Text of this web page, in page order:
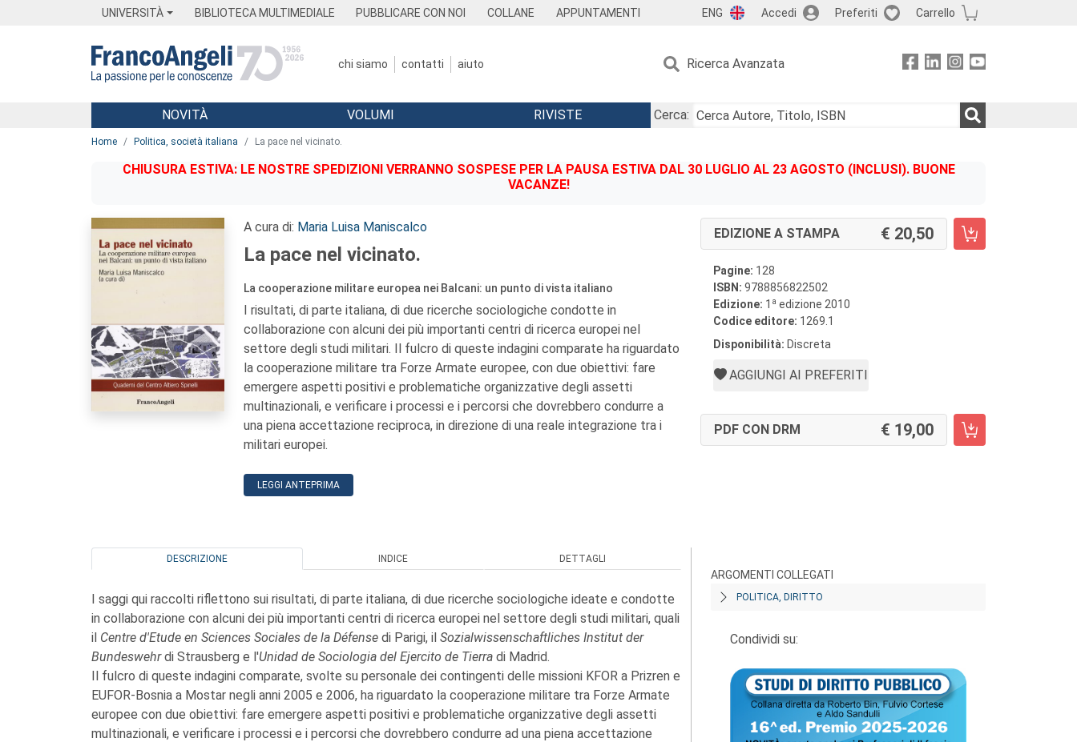
UNIVERSITÀ BIBLIOTECA MULTIMEDIALE PUBBLICARE CON NOI COLLANE APPUNTAMENTI ENG Accedi Preferiti Carrello
chi siamo contatti aiuto Ricerca Avanzata
Menu
NOVITÀ VOLUMI RIVISTE
Cerca:
Home Politica, società italiana La pace nel vicinato.
CHIUSURA ESTIVA: LE NOSTRE SPEDIZIONI VERRANNO SOSPESE PER LA PAUSA ESTIVA DAL 30 LUGLIO AL 23 AGOSTO (INCLUSI). BUONE
VACANZE!
A cura di: Maria Luisa Maniscalco
La pace nel vicinato.
La cooperazione militare europea nei Balcani: un punto di vista italiano
I risultati, di parte italiana, di due ricerche sociologiche condotte in
collaborazione con alcuni dei più importanti centri di ricerca europei nel
settore degli studi militari. Il fulcro di queste indagini comparate ha riguardato
la cooperazione militare tra Forze Armate europee, con due obiettivi: fare
emergere aspetti positivi e problematiche organizzative degli assetti
multinazionali, e verificare i processi e i percorsi che dovrebbero condurre a
una piena accettazione reciproca, in direzione di una reale integrazione tra i
militari europei.
LEGGI ANTEPRIMA
EDIZIONE A STAMPA 20,50
Pagine: 128
ISBN: 9788856822502
Edizione: 1 a edizione 2010
Codice editore: 1269.1
Disponibilità: Discreta
AGGIUNGI AI PREFERITI
PDF CON DRM 19,00
DESCRIZIONE INDICE DETTAGLI
I saggi qui raccolti riflettono sui risultati, di parte italiana, di due ricerche sociologiche ideate e condotte
in collaborazione con alcuni dei più importanti centri di ricerca europei nel settore degli studi militari, quali
il Centre d'Etude en Sciences Sociales de la Défense di Parigi, il Sozialwissenschaftliches Institut der
Bundeswehrdi Strausberg e l'Unidad de Sociologia del Ejercito de Tierra di Madrid.
Il fulcro di queste indagini comparate, svolte su personale dei contingenti delle missioni KFOR a Prizren e
EUFOR-Bosnia a Mostar negli anni 2005 e 2006, ha riguardato la cooperazione militare tra Forze Armate
europee con due obiettivi: fare emergere aspetti positivi e problematiche organizzative degli assetti
multinazionali, e verificare i processi e i percorsi che dovrebbero condurre ad una piena accettazione
ARGOMENTI COLLEGATI
POLITICA, DIRITTO
Condividi su: